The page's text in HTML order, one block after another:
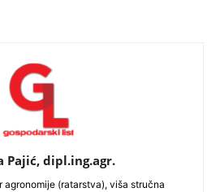
Pajić, dipl.ing.agr.
agronomije (ratarstva), viša stručna